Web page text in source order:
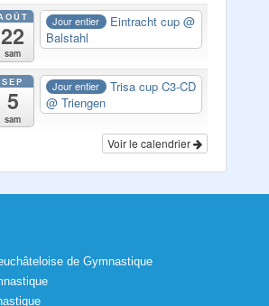
22
sam
Jour entier Eintracht cup@
Balstahl
SEP
5
sam
Jour entier
Trisa cup C3-CD
@ Triengen
Voir le calendrier
de Gymnastique